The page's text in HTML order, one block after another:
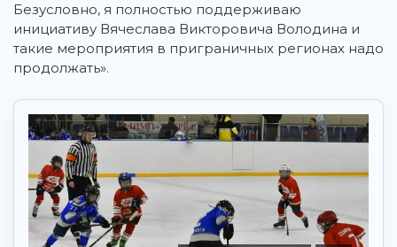
Безусловно, я полностью поддерживаю
инициативу Вячеслава Викторовича Володина и
такие мероприятия в приграничных регионах надо
продолжать».